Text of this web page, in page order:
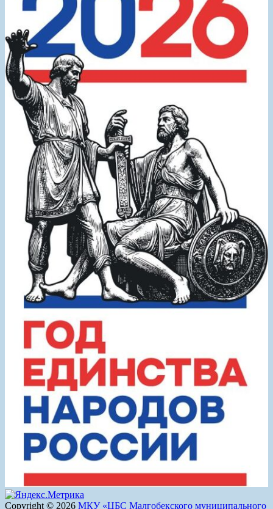
Copyright © 2026 МКУ «ЦБС Малгобекского муниципального